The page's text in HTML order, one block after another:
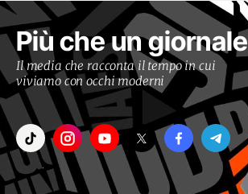
Più che un giornale
Il media che racconta il tempo in cui
viviamo con occhi moderni